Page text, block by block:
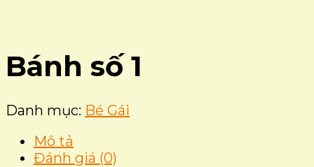
Bánh số 1
Danh mục: Bé Gái
Mô tả
Đánh giá (0)